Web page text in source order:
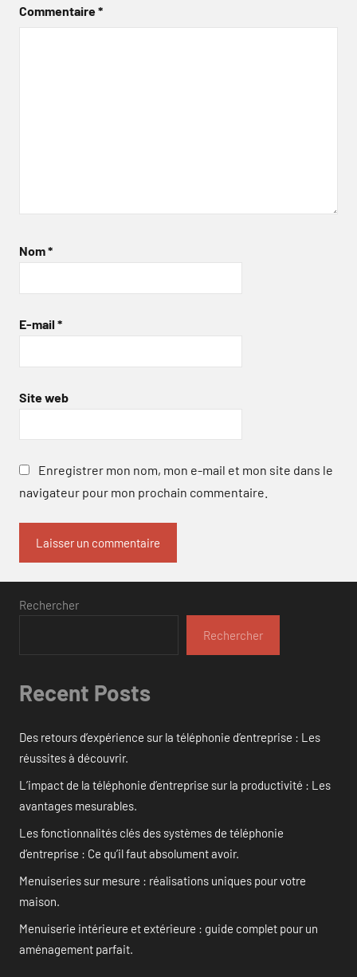
Commentaire*
Nom*
E-mail *
Site web
Enregistrer mon nom, mon e-mail et mon site dans le
navigateur pour mon prochain commentaire.
Rechercher
Rechercher
Recent Posts
Des retours d’expérience sur la téléphonie d’entreprise : Les
réussites à découvrir.
L’impact de la téléphonie d’entreprise sur la productivité : Les
avantages mesurables.
Les fonctionnalités clés des systèmes de téléphonie
d’entreprise : Ce qu’il faut absolument avoir.
Menuiseries sur mesure : réalisations uniques pour votre
maison.
Menuiserie intérieure et extérieure : guide complet pour un
aménagement parfait.